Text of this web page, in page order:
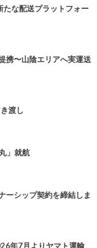
な配送プラットフォー
携〜山陰エリアへ実運送
渡し
」就航
ーシップ契約を締結しま
年7月よりヤマト運輸